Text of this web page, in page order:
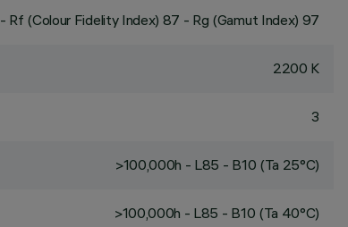
- Rf (Colour Fidelity Index) 87 - Rg (Gamut Index) 97
2200 K
3
>100,000h - L85 - B10 (Ta 25°C)
>100,000h - L85 - B10 (Ta 40°C)